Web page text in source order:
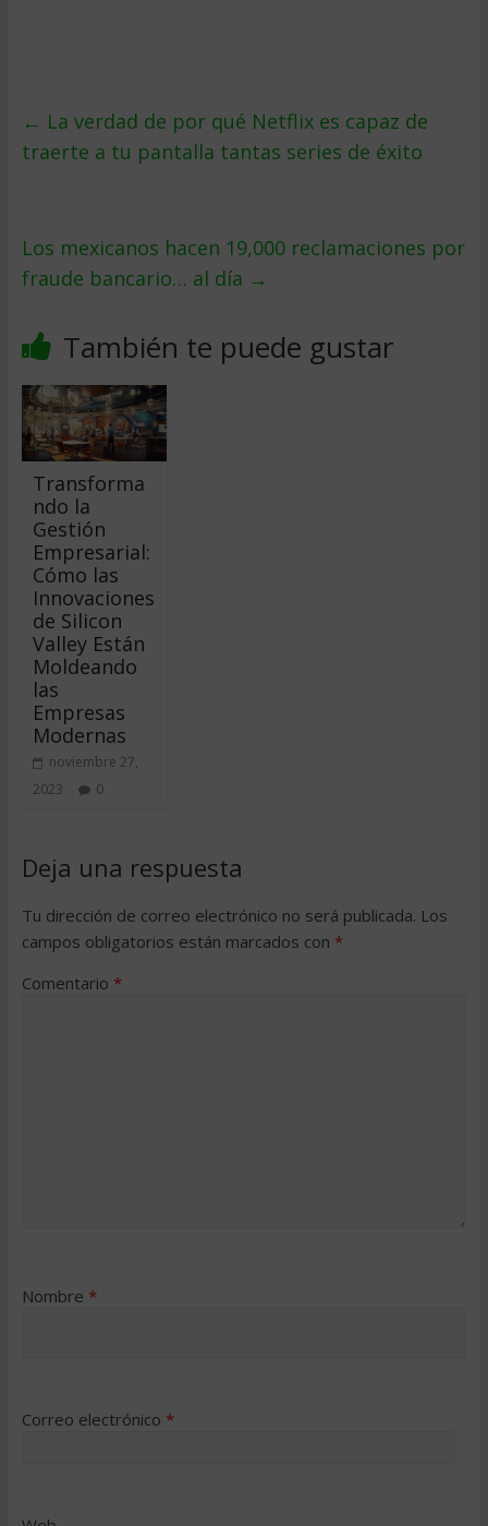
← La verdad de por qué Netflix es capaz de
traerte a tu pantalla tantas series de éxito
Los mexicanos hacen 19,000 reclamaciones por
fraude bancario… al día →
También te puede gustar
Transforma
ndo la
Gestión
Empresarial:
Cómo las
Innovaciones
de Silicon
Valley Están
Moldeando
las
Empresas
Modernas
noviembre 27,
2023
0
Deja una respuesta
Tu dirección de correo electrónico no será publicada. Los
campos obligatorios están marcados con *
Comentario *
Nombre *
Correo electrónico *